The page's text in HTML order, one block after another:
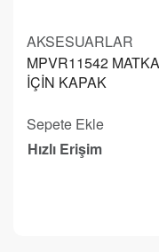
AKSESUARLAR
MPVR11542
İÇİN KAPAK
Sepete Ekle
Hızlı Erişim